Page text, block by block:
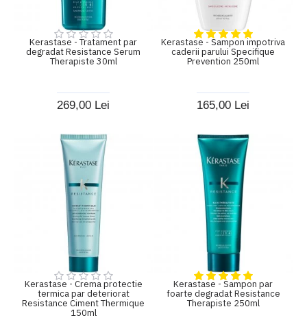
Kerastase - Tratament par
degradat Resistance Serum
Therapiste 30ml
269,00 Lei
Kerastase - Sampon impotriva
caderii parului Specifique
Prevention 250ml
165,00 Lei
Kerastase - Crema protectie
termica par deteriorat
Resistance Ciment Thermique
150ml
Kerastase - Sampon par
foarte degradat Resistance
Therapiste 250ml